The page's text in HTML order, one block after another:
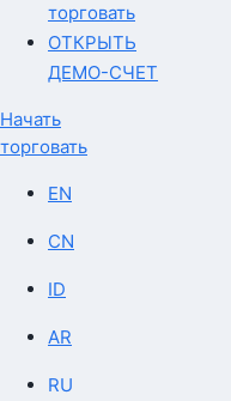
торговать
ОТКРЫТЬ
ДЕМО-СЧЕТ
Начать
торговать
EN
CN
ID
AR
RU